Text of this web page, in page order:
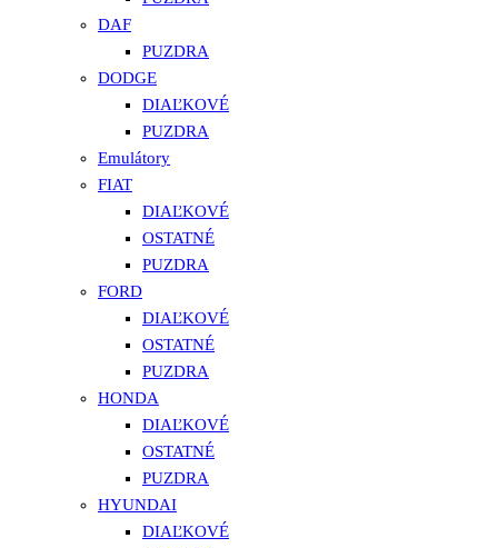
DAF
PUZDRA
DODGE
DIAĽKOVÉ
PUZDRA
Emulátory
FIAT
DIAĽKOVÉ
OSTATNÉ
PUZDRA
FORD
DIAĽKOVÉ
OSTATNÉ
PUZDRA
HONDA
DIAĽKOVÉ
OSTATNÉ
PUZDRA
HYUNDAI
DIAĽKOVÉ